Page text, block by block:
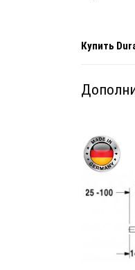
Купить